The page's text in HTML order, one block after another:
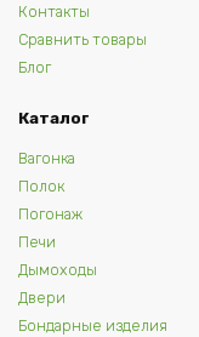
Контакты
Сравнить товары
Блог
Каталог
Вагонка
Полок
Погонаж
Печи
Дымоходы
Двери
Бондарные изделия